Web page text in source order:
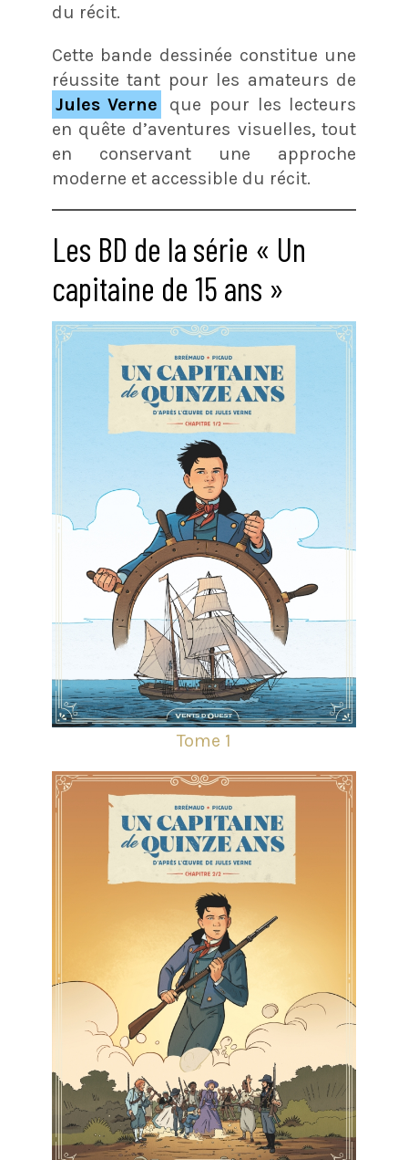
du récit​.
Cette bande dessinée constitue une
réussite tant pour les amateurs de
Jules Verne
que pour les lecteurs
en quête d’aventures visuelles, tout
en conservant une approche
moderne et accessible du récit.
Les BD de la série « Un
capitaine de 15 ans »
Tome 1